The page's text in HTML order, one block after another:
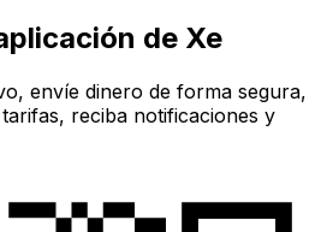
de Xe
envíe dinero de forma segura,
reciba notificaciones y